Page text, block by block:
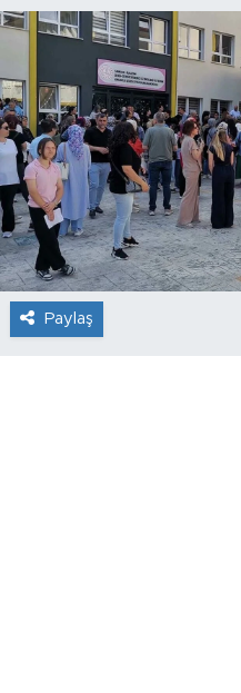
Paylaş
Son Dakika
Haber Arşivi